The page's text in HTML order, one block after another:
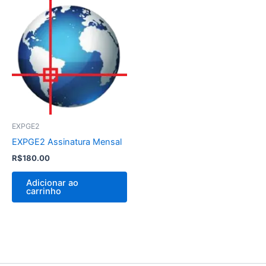
EXPGE2
EXPGE2 Assinatura Mensal
R$180.00
Adicionar ao
carrinho